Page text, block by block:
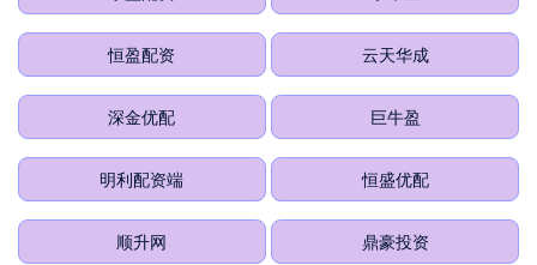
恒盈配资 云天华成
深金优配 巨牛盈
明利配资端 恒盛优配
顺升网 鼎豪投资